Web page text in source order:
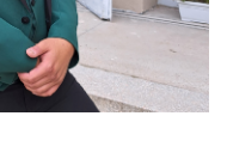
02 975 20 35